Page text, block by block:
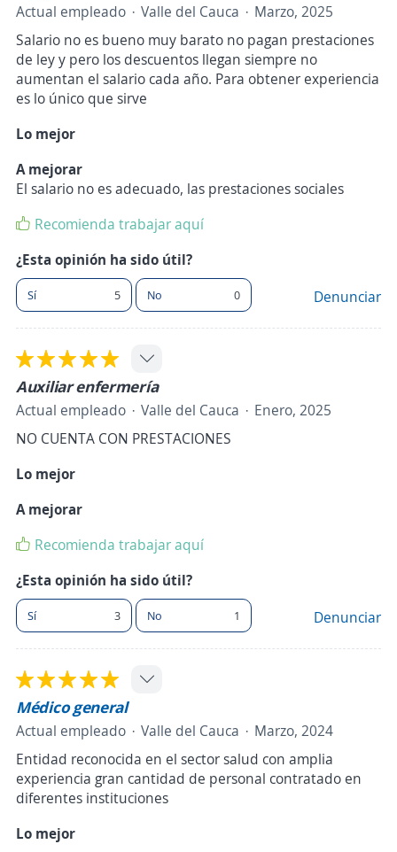
Actual empleado Valle del Cauca
Marzo, 2025
Salario no es bueno muy barato no pagan prestaciones
de ley y pero los descuentos llegan siempre no
aumentan el salario cada año. Para obtener experiencia
es lo único que sirve
Lo mejor
A mejorar
El salario no es adecuado, las prestaciones sociales
Recomienda trabajar aquí
¿Esta opinión ha sido útil?
Sí 5 No 0 Denunciar
Auxiliar enfermería
Actual empleado Valle del Cauca
Enero, 2025
NO CUENTA CON PRESTACIONES
Lo mejor
A mejorar
Recomienda trabajar aquí
¿Esta opinión ha sido útil?
Sí 3 No 1 Denunciar
Médico general
Actual empleado Valle del Cauca
Marzo, 2024
Entidad reconocida en el sector salud con amplia
experiencia gran cantidad de personal contratado en
diferentes instituciones
Lo mejor